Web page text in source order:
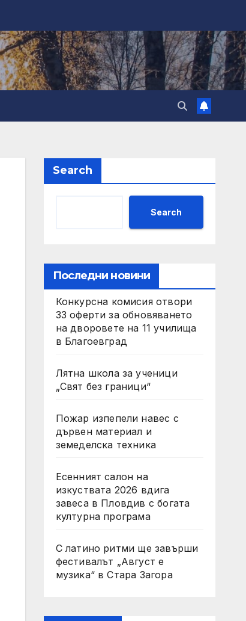
Search
Search
Последни новини
Конкурсна комисия отвори
33 оферти за обновяването
на дворовете на 11 училища
в Благоевград
Лятна школа за ученици
„Свят без граници“
Пожар изпепели навес с
дървен материал и
земеделска техника
Есенният салон на
изкуствата 2026 вдига
завеса в Пловдив с богата
културна програма
С латино ритми ще завърши
фестивалът „Август е
музика“ в Стара Загора